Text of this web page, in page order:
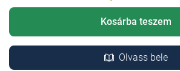
Kosárba teszem
Olvass bele